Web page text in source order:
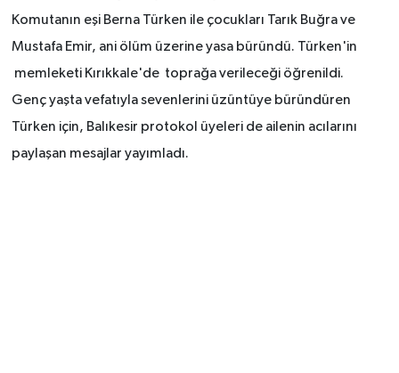
Komutanın eşi Berna Türken ile çocukları Tarık Buğra ve
Mustafa Emir, ani ölüm üzerine yasa büründü. Türken'in
memleketi Kırıkkale'de toprağa verileceği öğrenildi.
Genç yaşta vefatıyla sevenlerini üzüntüye büründüren
Türken için, Balıkesir protokol üyeleri de ailenin acılarını
paylaşan mesajlar yayımladı.